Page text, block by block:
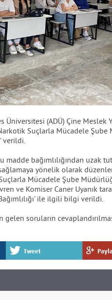
Üniversitesi (ADÜ) Çine Meslek
Suçlarla Mücadele Şube
verildi.
madde bağımlılığından uzak
yönelik olarak
Mücadele Şube
ve Komiser Caner Uyanık
ile ilgili bilgi verildi.
soruların
Tweet